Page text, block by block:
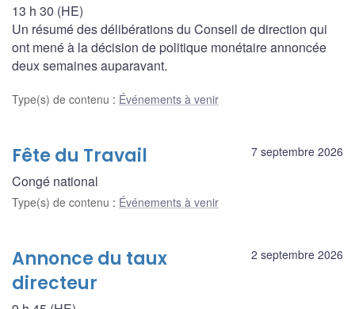
13 h 30 (HE)
Un résumé des délibérations du Conseil de direction qui
ont mené à la décision de politique monétaire annoncée
deux semaines auparavant.
Type(s) de contenu : Événements à venir
7 septembre 2026
Fête du Travail
Congé national
Type(s) de contenu : Événements à venir
2 septembre 2026
Annonce du taux
directeur